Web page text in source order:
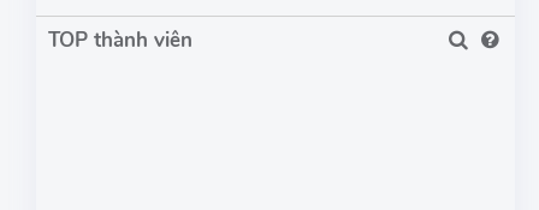
TOP thành viên